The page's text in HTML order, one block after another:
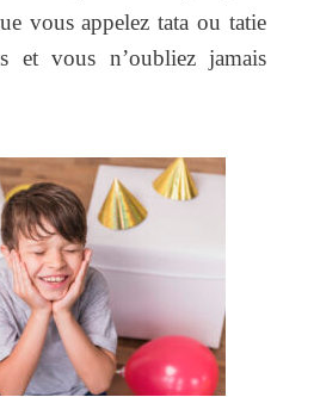
vous appelez tata ou tatie
et vous n’oubliez jamais